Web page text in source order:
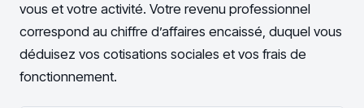
vous et votre activité. Votre revenu professionnel
correspond au chiffre d’affaires encaissé, duquel vous
déduisez vos cotisations sociales et vos frais de
fonctionnement.